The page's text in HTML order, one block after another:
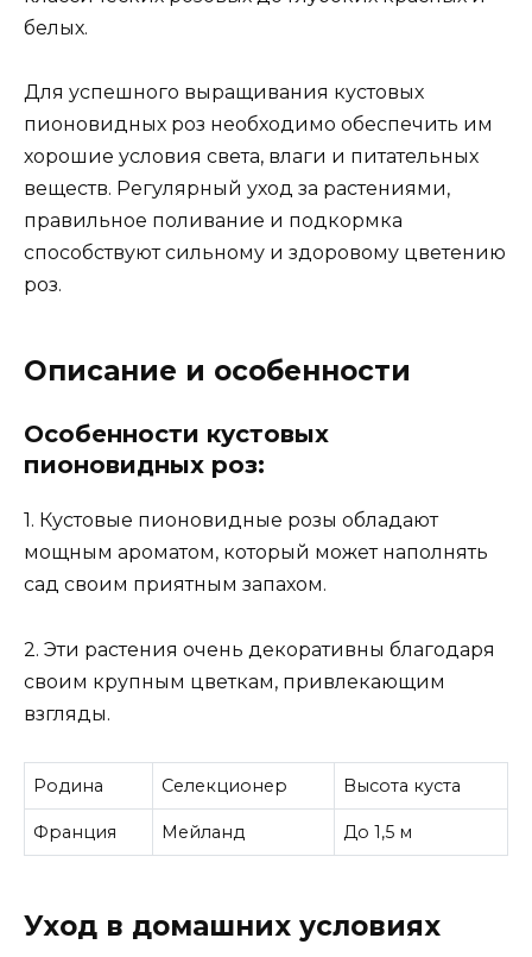
белых.
Для успешного выращивания кустовых
пионовидных роз необходимо обеспечить им
хорошие условия света, влаги и питательных
веществ. Регулярный уход за растениями,
правильное поливание и подкормка
способствуют сильному и здоровому цветению
роз.
Описание и особенности
Особенности кустовых
пионовидных роз:
1. Кустовые пионовидные розы обладают
мощным ароматом, который может наполнять
сад своим приятным запахом.
2. Эти растения очень декоративны благодаря
своим крупным цветкам, привлекающим
взгляды.
Родина Селекционер Высота куста
Франция Мейланд До 1,5 м
Уход в домашних условиях